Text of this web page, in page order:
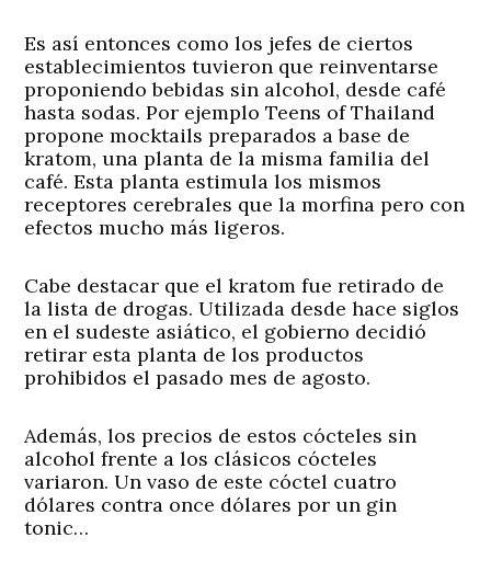
Es así entonces como los jefes de ciertos
establecimientos tuvieron que reinventarse
proponiendo bebidas sin alcohol, desde café
hasta sodas. Por ejemplo Teens of Thailand
propone mocktails preparados a base de
kratom, una planta de la misma familia del
café. Esta planta estimula los mismos
receptores cerebrales que la morfina pero con
efectos mucho más ligeros.
Cabe destacar que el kratom fue retirado de
la lista de drogas. Utilizada desde hace siglos
en el sudeste asiático, el gobierno decidió
retirar esta planta de los productos
prohibidos el pasado mes de agosto.
Además, los precios de estos cócteles sin
alcohol frente a los clásicos cócteles
variaron. Un vaso de este cóctel cuatro
dólares contra once dólares por un gin
tonic…